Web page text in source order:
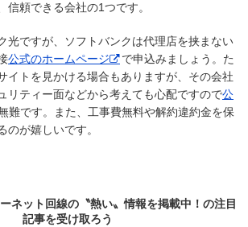
信頼できる会社の1つです。
光ですが、ソフトバンクは代理店を挟まない
公式のホームページ
で申込みましょう。た
イトを見かける場合もありますが、その会社
リティー面などから考えても心配ですので公
難です。また、工事費無料や解約違約金を保
のが嬉しいです。
ネット回線の〝熱い〟情報を掲載中！の注目
記事を受け取ろう